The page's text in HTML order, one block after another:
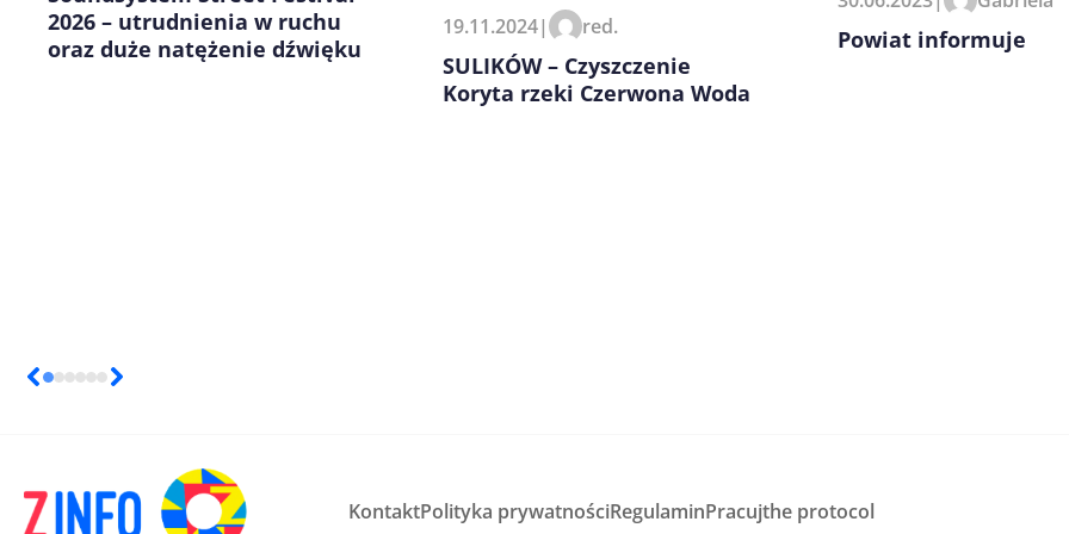
2026 – utrudnienia w ruchu
oraz duże natężenie dźwięku
19.11.2024| red.
SULIKÓW – Czyszczenie
Koryta rzeki Czerwona Woda
Powiat informuje
KontaktPolityka prywatnościRegulaminPracujthe protocol